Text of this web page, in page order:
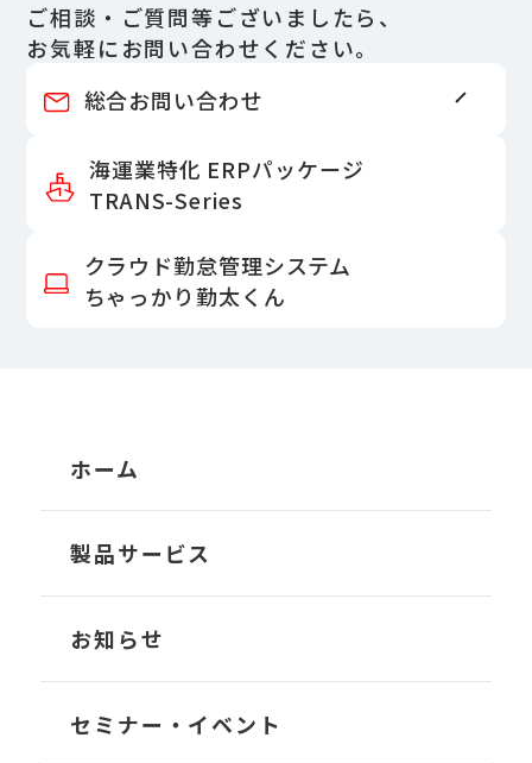
ご相談・ご質問等ございましたら、
お気軽にお問い合わせください。
総合お問い合わせ
海運業特化 ERPパッケージ
TRANS-Series
クラウド勤怠管理システム
ちゃっかり勤太くん
ホーム
製品サービス
TRANS-Account
TRANS-Owner
お知らせ
セミナー・イベント